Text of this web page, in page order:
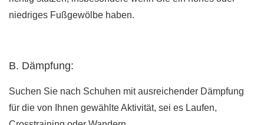
niedriges Fußgewölbe haben.
B. Dämpfung:
Suchen Sie nach Schuhen mit ausreichender Dämpfung
für die von Ihnen gewählte Aktivität, sei es Laufen,